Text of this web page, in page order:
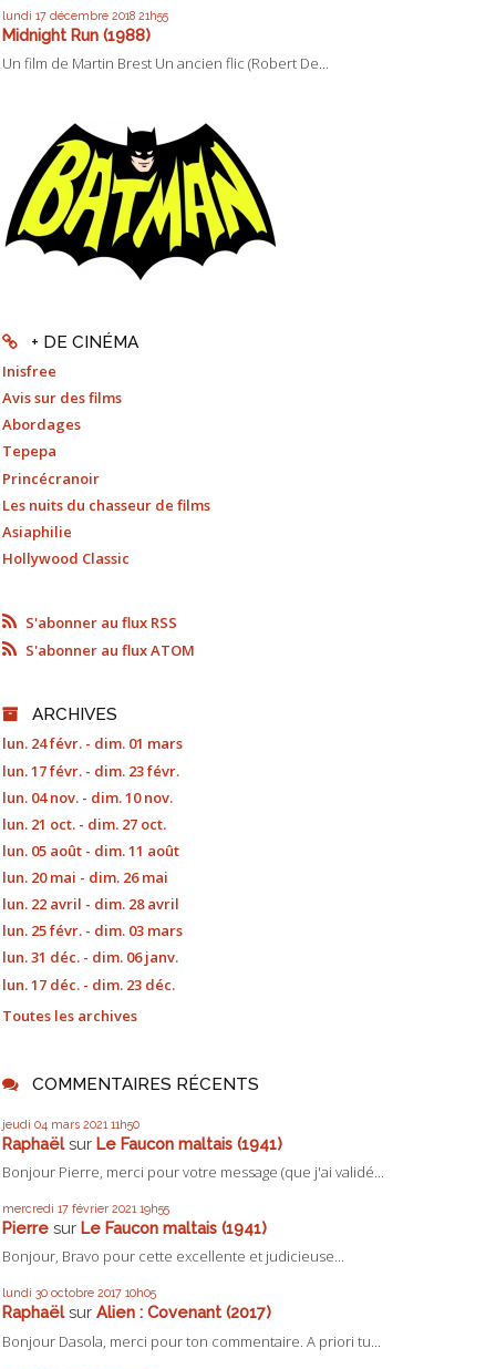
lundi 17 décembre 2018 21h55
Midnight Run (1988)
Un film de Martin Brest Un ancien flic (Robert De...
+ DE CINÉMA
Inisfree
Avis sur des films
Abordages
Tepepa
Princécranoir
Les nuits du chasseur de films
Asiaphilie
Hollywood Classic
S'abonner au flux RSS
S'abonner au flux ATOM
ARCHIVES
lun. 24 févr. - dim. 01 mars
lun. 17 févr. - dim. 23 févr.
lun. 04 nov. - dim. 10 nov.
lun. 21 oct. - dim. 27 oct.
lun. 05 août - dim. 11 août
lun. 20 mai - dim. 26 mai
lun. 22 avril - dim. 28 avril
lun. 25 févr. - dim. 03 mars
lun. 31 déc. - dim. 06 janv.
lun. 17 déc. - dim. 23 déc.
Toutes les archives
COMMENTAIRES RÉCENTS
jeudi 04 mars 2021 11h50
Raphaëlsur Le Faucon maltais (1941)
Bonjour Pierre, merci pour votre message (que j'ai validé...
mercredi 17 février 2021 19h55
Pierre sur Le Faucon maltais (1941)
Bonjour, Bravo pour cette excellente et judicieuse...
lundi 30 octobre 2017 10h05
Raphaëlsur Alien : Covenant (2017)
Bonjour Dasola, merci pour ton commentaire. A priori tu...